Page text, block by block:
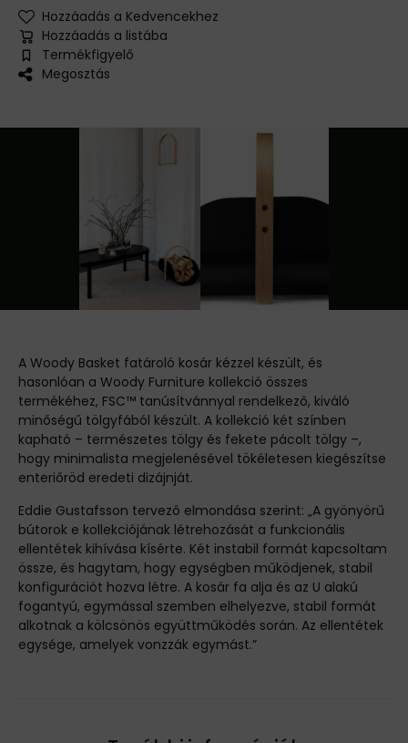
Hozzáadás a Kedvencekhez
Hozzáadás a listába
Termékfigyelő
Megosztás
A Woody Basket fatároló kosár kézzel készült, és
hasonlóan a Woody Furniture kollekció összes
termékéhez, FSC™ tanúsítvánnyal rendelkező, kiváló
minőségű tölgyfából készült. A kollekció két színben
kapható – természetes tölgy és fekete pácolt tölgy –,
hogy minimalista megjelenésével tökéletesen kiegészítse
enteriőröd eredeti dizájnját.
Eddie Gustafsson tervező elmondása szerint: „A gyönyörű
bútorok e kollekciójának létrehozását a funkcionális
ellentétek kihívása kísérte. Két instabil formát kapcsoltam
össze, és hagytam, hogy egységben működjenek, stabil
konfigurációt hozva létre. A kosár fa alja és az U alakú
fogantyú, egymással szemben elhelyezve, stabil formát
alkotnak a kölcsönös együttműködés során. Az ellentétek
egysége, amelyek vonzzák egymást.”